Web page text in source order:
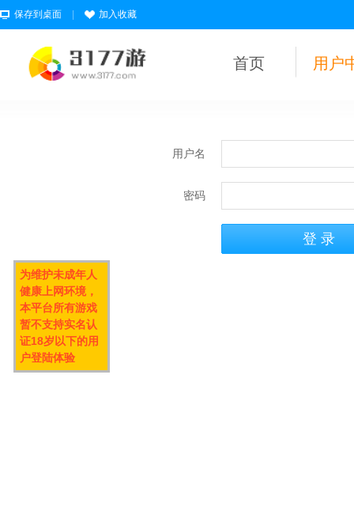
保存到桌面 加入收藏
首页 用户
用户名
密码
为维护未成年人
健康上网环境，
本平台所有游戏
暂不支持实名认
证18岁以下的用
户登陆体验